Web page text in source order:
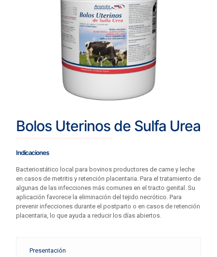
Bolos Uterinos de Sulfa Urea
Indicaciones
Bacteriostático local para bovinos productores de carne y leche
en casos de metritis y retención placentaria. Para el tratamiento de
algunas de las infecciones más comunes en el tracto genital. Su
aplicación favorece la eliminación del tejido necrótico. Para
prevenir infecciones durante el postparto o en casos de retención
placentaria, lo que ayuda a reducir los días abiertos.
Presentación